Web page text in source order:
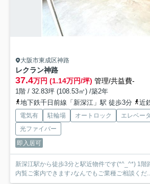
大阪市東成区神路
レクラン神路
37.4万円 (1.14万円/坪) 管理/共益費-
1階 / 32.83坪 (108.53㎡) /築2年
地下鉄千日前線「新深江」駅 徒歩3分
近
電気有 駐輪場 オートロック エレベー
光ファイバー
即入居可
新深江駅から徒歩3分と駅近物件です(*^_^*) 1階
内覧ご案内できます♪なんでもご業種ご相談くだ